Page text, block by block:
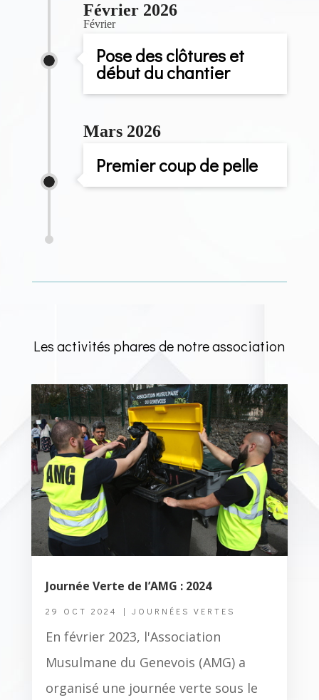
Février 2026
Février
Pose des clôtures et
début du chantier
Mars 2026
Premier coup de pelle
Les activités phares de notre association
Journée Verte de l’AMG : 2024
29 OCT 2024 | JOURNÉES VERTES
En février 2023, l'Association
Musulmane du Genevois (AMG) a
organisé une journée verte sous le